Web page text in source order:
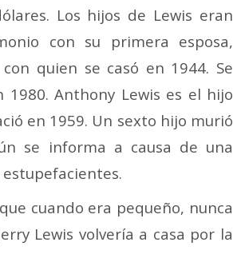
Los hijos de Lewis eran
con su primera esposa,
quien se casó en 1944. Se
1980. Anthony Lewis es el hijo
en 1959. Un sexto hijo murió
se informa a causa de una
cuando era pequeño, nunca
Lewis volvería a casa por la